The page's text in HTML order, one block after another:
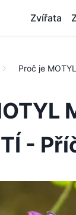
Zvířata
Proč je
-